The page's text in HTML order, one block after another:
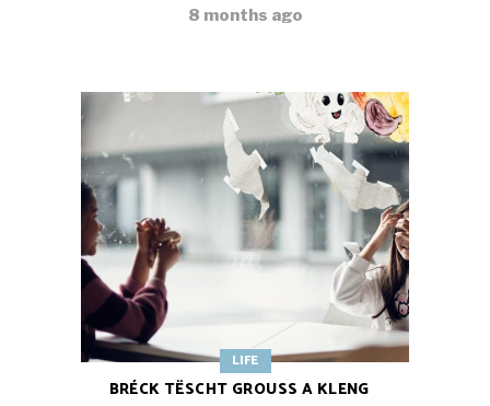
8 months ago
LIFE
BRÉCK TËSCHT GROUSS A KLENG